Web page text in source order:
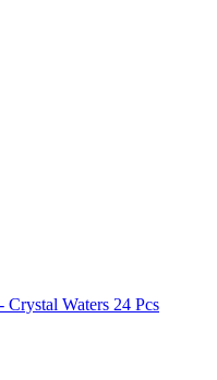
Waters 24 Pcs